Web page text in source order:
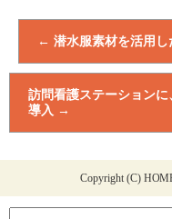
← 潜水服素材を活用
訪問看護ステーション
導入 →
Copyright (C)